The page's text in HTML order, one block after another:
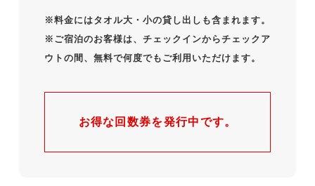
※料金にはタオル大・小の貸し出しも含まれます。
※ご宿泊のお客様は、チェックインからチェックア
ウトの間、無料で何度でもご利用いただけます。
お得な回数券を発行中です。